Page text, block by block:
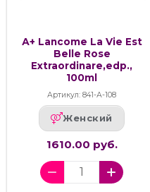
А+ Lancome La Vie Est
Belle Rose
Extraordinare,edp.,
100ml
Артикул: 841-А-108
Женский
1610.00 руб.